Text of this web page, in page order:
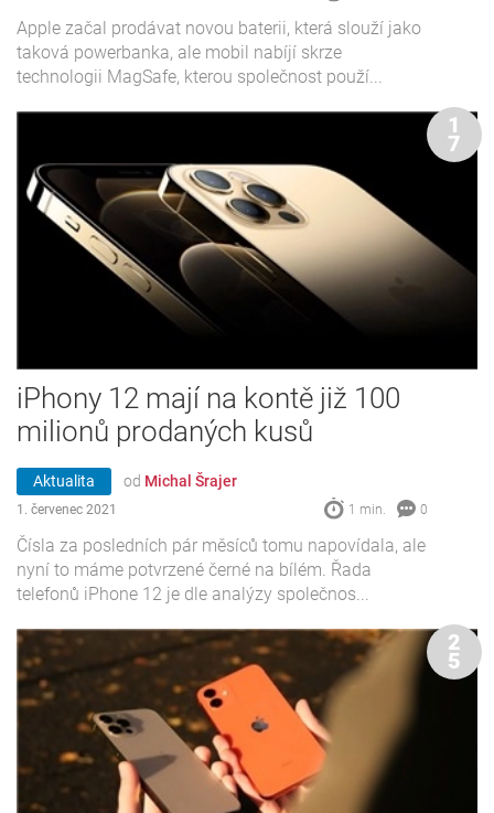
Apple začal prodávat novou baterii, která slouží jako
taková powerbanka, ale mobil nabíjí skrze
technologii MagSafe, kterou společnost použí...
iPhony 12 mají na kontě již 100
milionů prodaných kusů
Aktualita od Michal Šrajer
1. červenec 2021 1 min. 0
Čísla za posledních pár měsíců tomu napovídala, ale
nyní to máme potvrzené černé na bílém. Řada
telefonů iPhone 12 je dle analýzy společnos...
1
7
2
5